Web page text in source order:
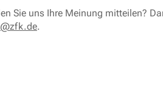
Sie uns Ihre Meinung mitteilen?
.